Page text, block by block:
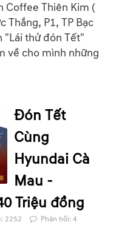
Coffee Thiên Kim (
P1, TP Bạc
"Lái thử đón Tết"
về cho mình những
Đón Tết
Cùng
Hyundai Cà
Mau -
Triệu đồng
2252 Phản hồi: 4